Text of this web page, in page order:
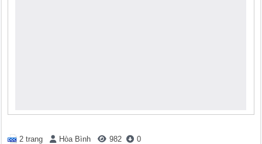
2 trang Hòa Bình 982 0